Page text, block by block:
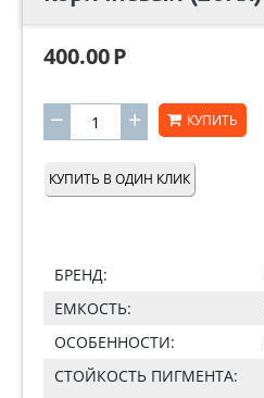
400.00Р
+
− КУПИТЬ
КУПИТЬ В ОДИН КЛИК
БРЕНД:
ЕМКОСТЬ:
ОСОБЕННОСТИ:
СТОЙКОСТЬ ПИГМЕНТА: